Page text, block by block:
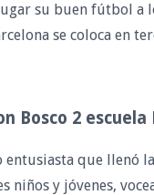
su buen fútbol a
se coloca en
Bosco 2 escuela
que llenó
niños y jóvenes,